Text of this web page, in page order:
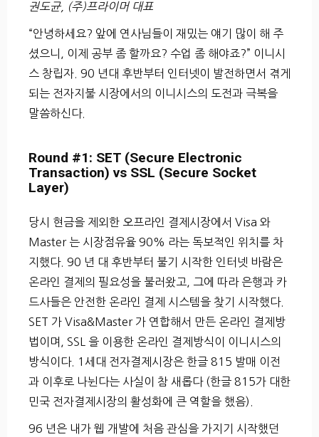
권도균, (주)프라이머 대표
“안녕하세요? 앞에 연사님들이 재밌는 얘기 많이 해 주
셨으니, 이제 공부 좀 할까요? 수업 좀 해야죠?” 이니시
스 창립자. 90 년대 후반부터 인터넷이 발전하면서 겪게
되는 전자지불 시장에서의 이니시스의 도전과 극복을
말씀하신다.
Round #1: SET (Secure Electronic
Transaction) vs SSL (Secure Socket
Layer)
당시 현금을 제외한 오프라인 결제시장에서 Visa 와
Master 는 시장점유율 90% 라는 독보적인 위치를 차
지했다. 90 년 대 후반부터 불기 시작한 인터넷 바람은
온라인 결제의 필요성을 불러왔고, 그에 따라 은행과 카
드사들은 안전한 온라인 결제 시스템을 찾기 시작했다.
SET 가 Visa&Master 가 연합해서 만든 온라인 결제방
법이며, SSL 을 이용한 온라인 결제방식이 이니시스의
방식이다. 1세대 전자결제시장은 한글 815 발매 이전
과 이후로 나뉜다는 사실이 참 새롭다 (한글 815가 대한
민국 전자결제시장의 활성화에 큰 역할을 했음).
96 년은 내가 웹 개발에 처음 관심을 가지기 시작했던